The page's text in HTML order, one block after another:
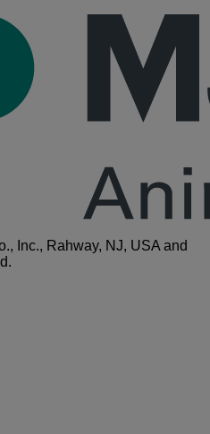
Inc., Rahway, NJ, USA and